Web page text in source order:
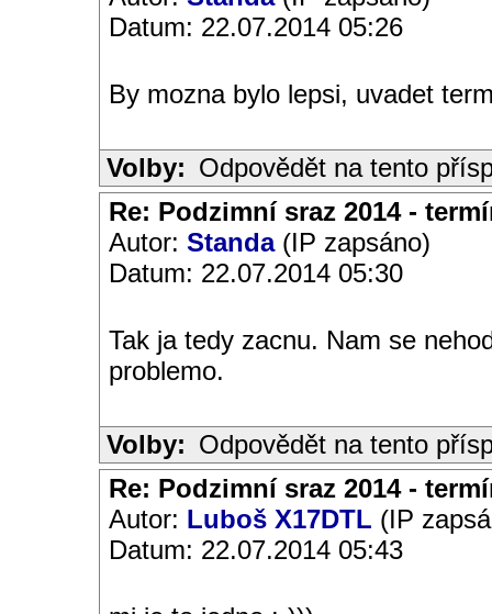
Datum: 22.07.2014 05:26
By mozna bylo lepsi, uvadet
Volby: Odpovědět na tento
Re: Podzimní sraz 2014 -
Autor: Standa(IP zapsáno)
Datum: 22.07.2014 05:30
Tak ja tedy zacnu. Nam se
problemo.
Volby: Odpovědět na tento
Re: Podzimní sraz 2014 -
Autor: Luboš X17DTL (IP
Datum: 22.07.2014 05:43